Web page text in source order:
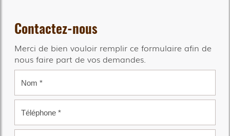
Contactez-nous
Merci de bien vouloir remplir ce formulaire afin de
nous faire part de vos demandes.